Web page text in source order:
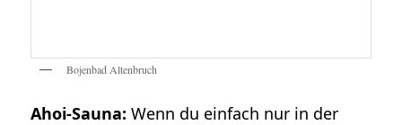
Bojenbad Altenbruch
Ahoi-Sauna: Wenn du einfach nur in der